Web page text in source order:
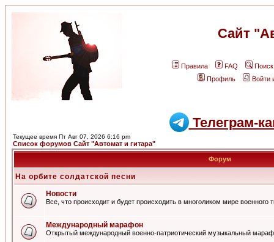
Сайт
Правила FAQ
Поиск
Профиль
Войти
Телеграм-
Текущее время Пт Авг 07, 2026 6:16 pm
Список форумов Сайт "Автомат и гитара"
Форум
На орбите солдатской песни
Новости
Все, что происходит и будет происходить в многоликом мире военного
Международный марафон
Открытый международный военно-патриотический музыкальный